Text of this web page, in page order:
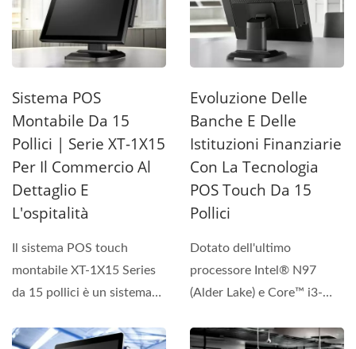
Sistema POS
Montabile Da 15
Pollici | Serie XT-1X15
Per Il Commercio Al
Dettaglio E
L'ospitalità
Il sistema POS touch
montabile XT-1X15 Series
da 15 pollici è un sistema
commercio...
Evoluzione Delle
Banche E Delle
Istituzioni Finanziarie
Con La Tecnologia
POS Touch Da 15
Pollici
Dotato dell'ultimo
processore Intel® N97
(Alder Lake) e Core™ i3-